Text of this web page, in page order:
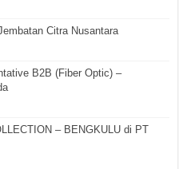
Citra Nusantara
B2B (Fiber Optic) –
– BENGKULU di PT